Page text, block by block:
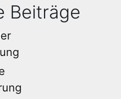
Beiträge